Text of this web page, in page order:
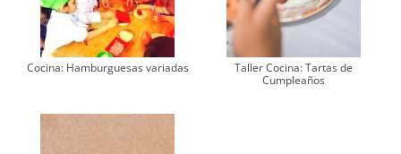
Cocina: Hamburguesas variadas
Taller Cocina: Tartas de
Cumpleaños